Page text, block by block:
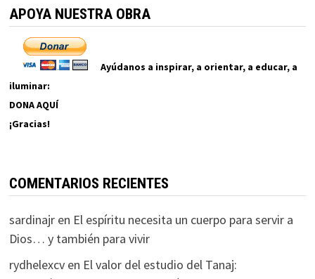
APOYA NUESTRA OBRA
Ayúdanos a inspirar, a orientar, a educar, a
iluminar:
DONA AQUÍ
¡Gracias!
COMENTARIOS RECIENTES
sardinajren El espíritu necesita un cuerpo para servir a
Dios… y también para vivir
rydhelexcven El valor del estudio del Tanaj: